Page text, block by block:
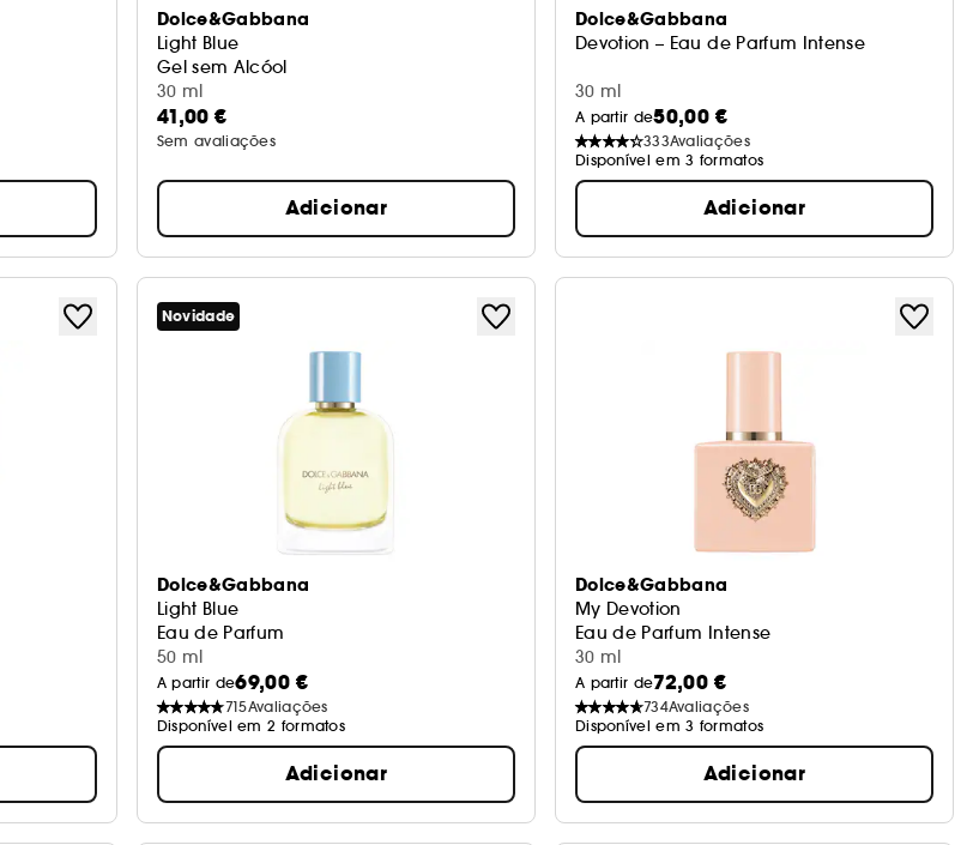
Dolce&Gabbana
Light Blue
Gel sem Alcóol
30 ml
41,00 €
Sem avaliações
Adicionar
Dolce&Gabbana
Devotion – Eau de Parfum Intense
30 ml
A partir de50,00 €
333Avaliações
Disponível em 3 formatos
Adicionar
Novidade
Dolce&Gabbana
Light Blue
Eau de Parfum
50 ml
A partir de69,00 €
715Avaliações
Disponível em 2 formatos
Adicionar
Dolce&Gabbana
My Devotion
Eau de Parfum Intense
30 ml
A partir de72,00 €
734Avaliações
Disponível em 3 formatos
Adicionar